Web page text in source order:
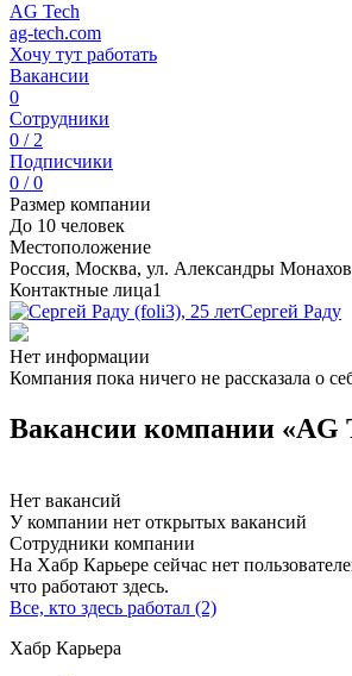
AG Tech
ag-tech.com
Хочу тут работать
Вакансии
0
Сотрудники
0 / 2
Подписчики
0 / 0
Размер компании
До 10 человек
Местоположение
Россия, Москва, ул. Александры
Контактные лица1
Сергей Раду
Нет информации
Компания пока ничего не рассказала о
Вакансии компании «AG
Нет вакансий
У компании нет открытых вакансий
Сотрудники компании
На Хабр Карьере сейчас нет
что работают здесь.
Все, кто здесь работал (2)
Хабр Карьера